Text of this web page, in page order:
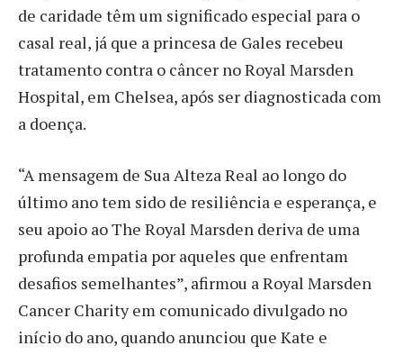
de caridade têm um significado especial para o
casal real, já que a princesa de Gales recebeu
tratamento contra o câncer no Royal Marsden
Hospital, em Chelsea, após ser diagnosticada com
a doença.
“A mensagem de Sua Alteza Real ao longo do
último ano tem sido de resiliência e esperança, e
seu apoio ao The Royal Marsden deriva de uma
profunda empatia por aqueles que enfrentam
desafios semelhantes”, afirmou a Royal Marsden
Cancer Charity em comunicado divulgado no
início do ano, quando anunciou que Kate e